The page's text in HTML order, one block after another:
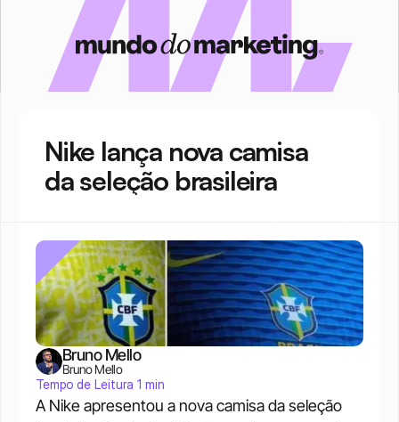
Nike lança nova camisa
da seleção brasileira
A Nike apresentou a nova camisa da seleção
Bruno Mello
Bruno Mello
Tempo de Leitura 1 min